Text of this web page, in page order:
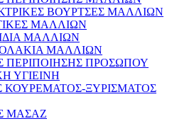
ΒΟΥΡΤΣΕΣ ΜΑΛΛΙΩΝ
ΜΑΛΛΙΩΝ
ΜΑΛΛΙΩΝ
ΜΑΛΛΙΩΝ
ΠΕΡΙΠΟΙΗΣΗΣ ΠΡΟΣΩΠΟΥ
ΥΓΙΕΙΝΗ
ΞΥΡΙΣΜΑΤΟΣ
ΜΑΣΑΖ